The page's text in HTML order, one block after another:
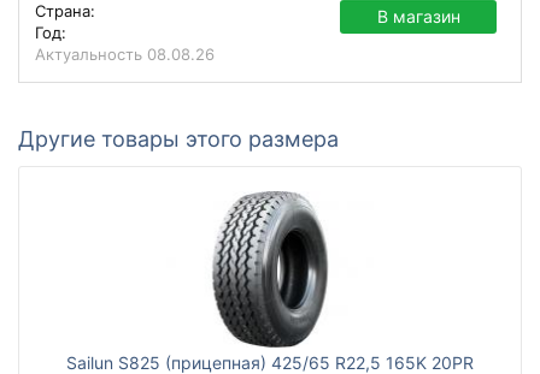
Страна:
Год:
Актуальность 08.08.26
В магазин
Другие товары этого размера
Sailun S825 (прицепная) 425/65 R22,5 165K 20PR